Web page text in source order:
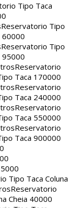
Tipo Taca
Reservatorio Tipo
60000
Reservatorio Tipo
95000
Reservatorio
Taca 170000
Reservatorio
Taca 240000
Reservatorio
Taca 550000
Reservatorio
Taca 900000
Tipo Taca Coluna
Reservatorio
Cheia 40000